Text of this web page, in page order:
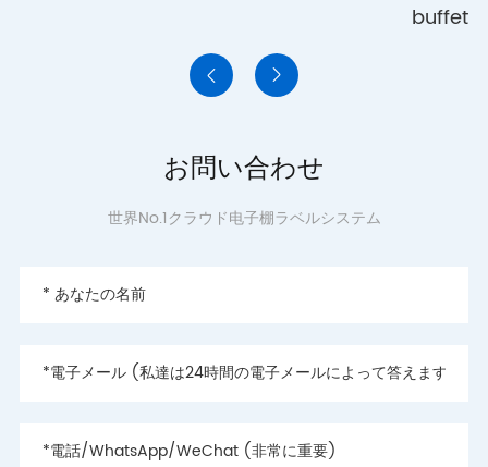
buffet
 
お問い合わせ
世界No.1クラウド电子棚ラベルシステム